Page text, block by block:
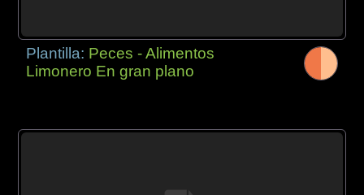
Plantilla: Peces - Alimentos
Limonero En gran plano